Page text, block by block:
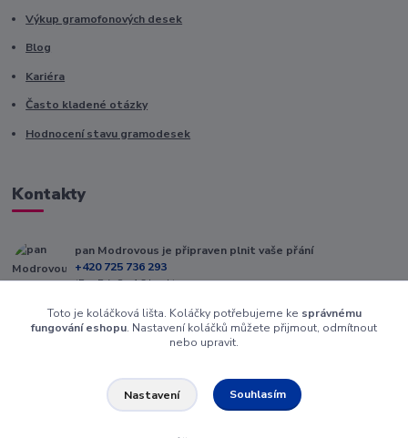
Výkup gramofonových desek
Blog
Kariéra
Často kladené otázky
Hodnocení stavu gramodesek
Kontakty
pan Modrovous je připraven plnit vaše přání
+420 725 736 293
(Po-Pá, 8 - 16 hod.)
info@modrovous.cz
Toto je koláčková lišta. Koláčky potřebujeme ke správnému
fungování eshopu. Nastavení koláčků můžete přijmout, odmítnout
nebo upravit.
Nastavení Souhlasím